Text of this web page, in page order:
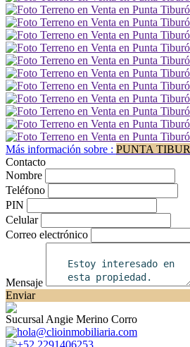
Más información sobre : PUNTA
Contacto
Nombre
Teléfono
PIN
Celular
Correo electrónico
Mensaje
Enviar
Sucursal Angie Merino Corro
hola@clioinmobiliaria.com
+52 2291406253